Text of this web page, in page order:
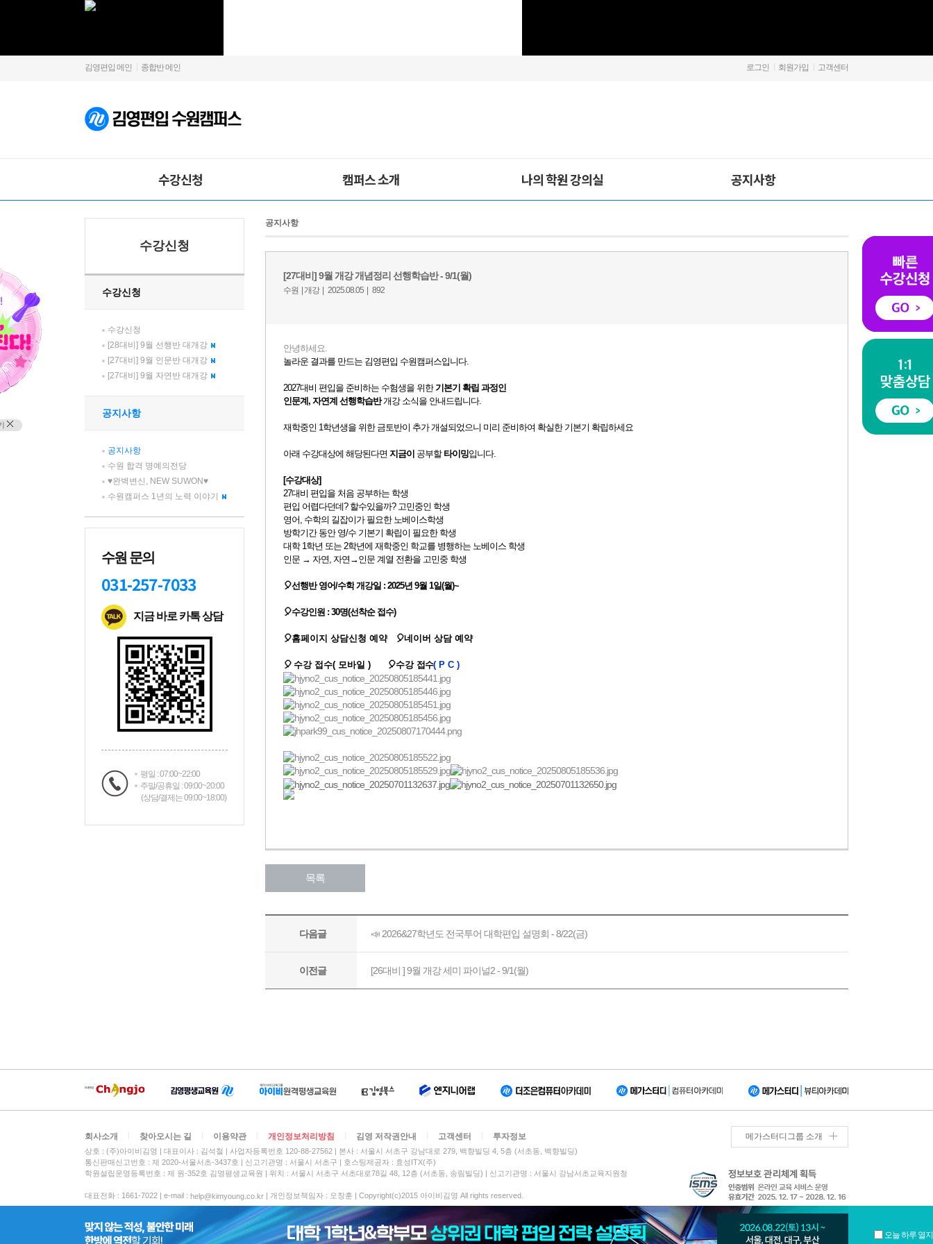
김영편입 메인 종합반 메인 로그인 회원가입 고객센터
수강신청 캠퍼스 소개 나의 학원 강의실 공지사항
수강신청
수강신청
수강신청
[28대비] 9월 선행반 대개강
[27대비] 9월 인문반 대개강
[27대비] 9월 자연반 대개강
공지사항
공지사항
수원 합격 명예의전당
♥완벽변신, NEW SUWON♥
수원캠퍼스 1년의 노력 이야기
수원 문의
031-257-7033
지금 바로 카톡 상담
평일 : 07:00~22:00
주말/공휴일 : 09:00~20:00
(상담/결제는 09:00~18:00)
공지사항
회사소개 찾아오시는 길 이용약관 개인정보처리방침 김영 저작권안내 고객센터 투자정보 메가스터디그룹 소개
상호 : (주)아이비김영 대표이사 : 김석철 사업자등록번호 120-88-27562
본사 : 서울시 서초구 강남대로 279, 백향빌딩 4, 5층 (서초동, 백향빌딩)
통신판매신고번호 : 제 2020-서울서초-3437호
신고기관명 : 서울시 서초구
호스팅제공자 : 효성ITX(주)
학원설립운영등록번호 : 제 원-352호 김영평생교육원 | 위치 : 서울시 서초구 서초대로78길 48, 12층 (서초동, 송림빌딩) | 신고기관명 : 서울시 강남서초교육지원청
대표전화 : 1661-7022 | e-mail : help@kimyoung.co.kr | 개인정보책임자 : 오창훈 | Copyright(c)2015 아이비김영 All rights reserved.
오늘 하루 열